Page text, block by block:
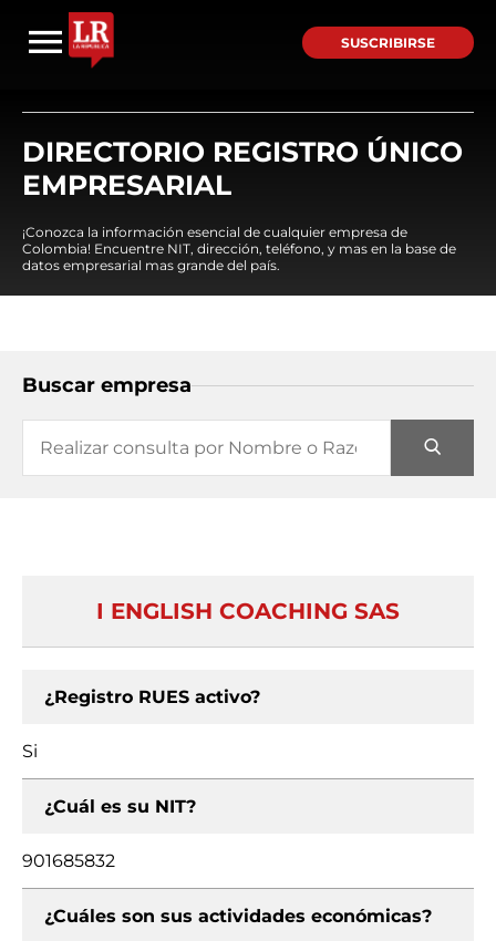
SUSCRIBIRSE
DIRECTORIO REGISTRO ÚNICO
EMPRESARIAL
¡Conozca la información esencial de cualquier empresa de
Colombia! Encuentre NIT, dirección, teléfono, y mas en la base de
datos empresarial mas grande del país.
Buscar empresa
I ENGLISH COACHING SAS
¿Registro RUES activo?
Si
¿Cuál es su NIT?
901685832
¿Cuáles son sus actividades económicas?